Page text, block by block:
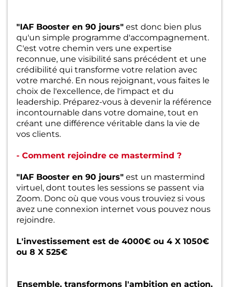
"IAF Booster en 90 jours" est donc bien plus
qu'un simple programme d'accompagnement.
C'est votre chemin vers une expertise
reconnue, une visibilité sans précédent et une
crédibilité qui transforme votre relation avec
votre marché. En nous rejoignant, vous faites le
choix de l'excellence, de l'impact et du
leadership. Préparez-vous à devenir la référence
incontournable dans votre domaine, tout en
créant une différence véritable dans la vie de
vos clients.
- Comment rejoindre ce mastermind ?
"IAF Booster en 90 jours" est un mastermind
virtuel, dont toutes les sessions se passent via
Zoom. Donc où que vous vous trouviez si vous
avez une connexion internet vous pouvez nous
rejoindre.
L'investissement est de 4000€ ou 4 X 1050€
ou 8 X 525€
Ensemble, transformons l'ambition en action,